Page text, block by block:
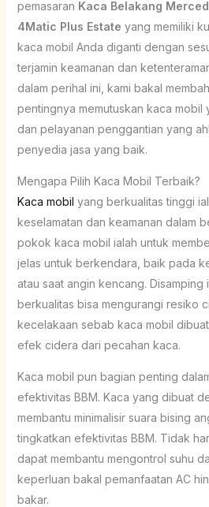
pemasaran Kaca Belakang
4Matic Plus Estate yang memiliki
kaca mobil Anda diganti dengan
terjamin keamanan dan
dalam perihal ini, kami bakal
pentingnya memutuskan kaca mobil
dan pelayanan penggantian yang
penyedia jasa yang baik.
Mengapa Pilih Kaca Mobil Terbaik?
Kaca mobil yang berkualitas tinggi
keselamatan dan keamanan dalam
pokok kaca mobil ialah untuk
jelas untuk berkendara, baik pada
atau saat angin kencang. Disamping
berkualitas bisa mengurangi resiko
kecelakaan sebab kaca mobil
efek cidera dari pecahan kaca.
Kaca mobil pun bagian penting
efektivitas BBM. Kaca yang dibuat
membantu minimalisir suara bising
tingkatkan efektivitas BBM. Tidak
dapat membantu mengontrol suhu
keperluan bakal pemanfaatan AC
bakar.